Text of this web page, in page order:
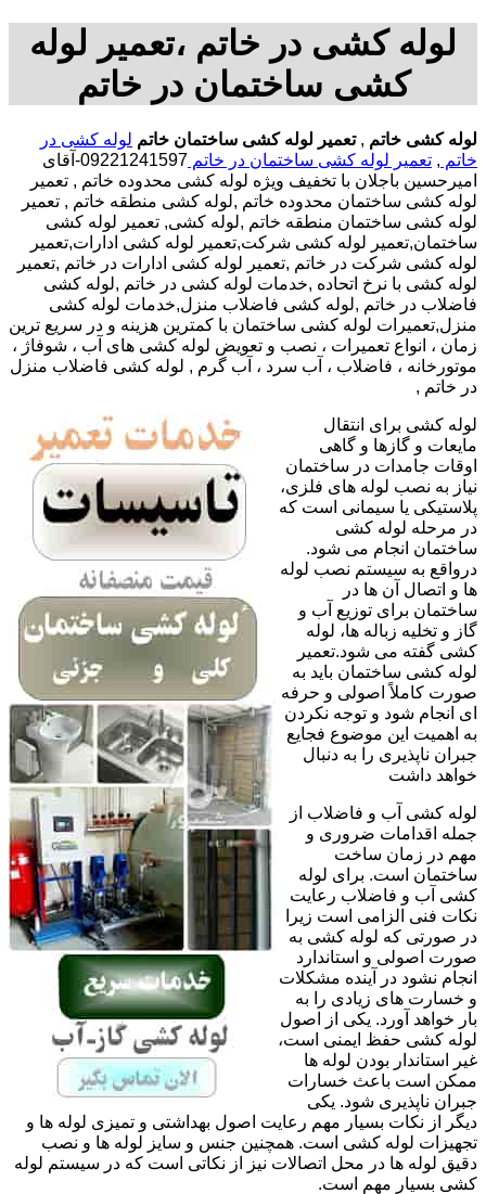
لوله کشی در خاتم ،تعمیر لوله
کشی ساختمان در خاتم
لوله کشی خاتم ,تعمیر لوله کشی ساختمان خاتم لوله کشی در
خاتم , تعمیر لوله کشی ساختمان در خاتم
09221241597-آقای
امیرحسین باجلان با تخفیف ویژه لوله کشی محدوده خاتم , تعمیر
لوله کشی ساختمان محدوده خاتم ,لوله کشی منطقه خاتم , تعمیر
لوله کشی ساختمان منطقه خاتم ,لوله کشی, تعمیر لوله کشی
ساختمان,تعمیر لوله کشی شرکت,تعمیر لوله کشی ادارات,تعمیر
لوله کشی شرکت در خاتم ,تعمیر لوله کشی ادارات در خاتم ,تعمیر
لوله کشی با نرخ اتحاده ,خدمات لوله کشی در خاتم ,لوله کشی
فاضلاب در خاتم ,لوله کشی فاضلاب منزل,خدمات لوله کشی
منزل,تعمیرات لوله کشی ساختمان با کمترین هزینه و در سریع ترین
زمان ، انواع تعمیرات ، نصب و تعویض لوله کشی های آب ، شوفاژ ،
موتورخانه ، فاضلاب ، آب سرد ، آب گرم , لوله کشی فاضلاب منزل
در خاتم ,
لوله کشی برای انتقال
مایعات و گازها و گاهی
اوقات جامدات در ساختمان
نیاز به نصب لوله های فلزی،
پلاستیکی یا سیمانی است که
در مرحله لوله کشی
ساختمان انجام می شود.
درواقع به سیستم نصب لوله
ها و اتصال آن ها در
ساختمان برای توزیع آب و
گاز و تخلیه زباله ها، لوله
کشی گفته می شود.تعمیر
لوله کشی ساختمان باید به
صورت کاملاً اصولی و حرفه
ای انجام شود و توجه نکردن
به اهمیت این موضوع فجایع
جبران ناپذیری را به دنبال
خواهد داشت
لوله کشی آب و فاضلاب از
جمله اقدامات ضروری و
مهم در زمان ساخت
ساختمان است. برای لوله
کشی آب و فاضلاب رعایت
نکات فنی الزامی است زیرا
در صورتی که لوله کشی به
صورت اصولی و استاندارد
انجام نشود در آینده مشکلات
و خسارت های زیادی را به
بار خواهد آورد. یکی از اصول
لوله کشی حفظ ایمنی است،
غیر استاندار بودن لوله ها
ممکن است باعث خسارات
جبران ناپذیری شود. یکی
دیگر از نکات بسیار مهم رعایت اصول بهداشتی و تمیزی لوله ها و
تجهیزات لوله کشی است. همچنین جنس و سایز لوله ها و نصب
دقیق لوله ها در محل اتصالات نیز از نکاتی است که در سیستم لوله
کشی بسیار مهم است.